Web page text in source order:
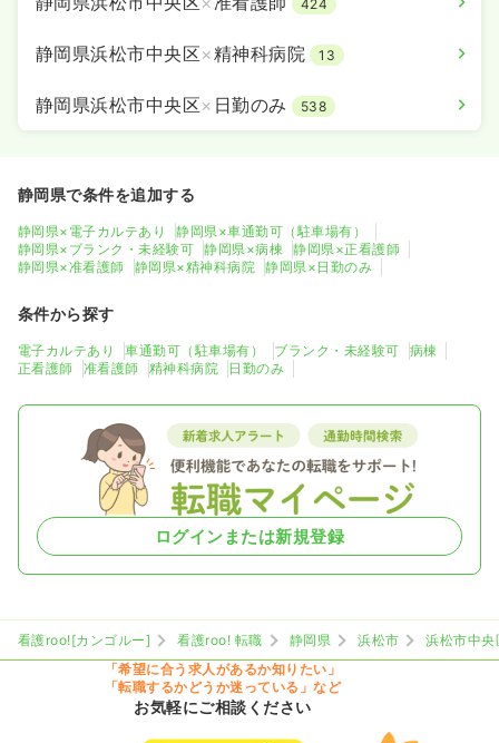
424
静岡県浜松市中央区×精神科病院 13
静岡県浜松市中央区× 日勤のみ 538
静岡県で条件を追加する
静岡県×電子カルテあり
静岡県×車通勤可（駐車場有）
静岡県×ブランク・未経験可
静岡県×病棟
静岡県×正看護師
静岡県×准看護師
静岡県×精神科病院 静岡県×日勤のみ
条件から探す
電子カルテあり 車通勤可（駐車場有） ブランク・未経験可
病棟
正看護師
准看護師 精神科病院 日勤のみ
ログインまたは新規登録
看護roo![カンゴルー] 看護roo! 転職 静岡県 浜松市
浜松市中央
「希望に合う求人があるか知りたい」
「転職するかどうか迷っている」など
お気軽にご相談ください